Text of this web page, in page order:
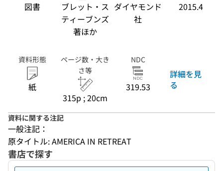
図書
ブレット・ス
ティーブンズ
著ほか
ダイヤモンド
社
2015.4
資料形態
紙
ページ数・大き
さ等
315p ; 20cm
NDC
319.53
詳細を見
る
資料に関する注記
一般注記：
原タイトル: AMERICA IN RETREAT
書店で探す